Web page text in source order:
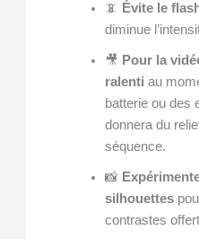
📵 Évite le
diminue
🎥 Pour la
ralenti au
batterie ou des
donnera du
séquence.
📸
silhouettes
contrastes